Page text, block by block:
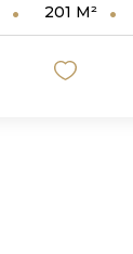
201 M²